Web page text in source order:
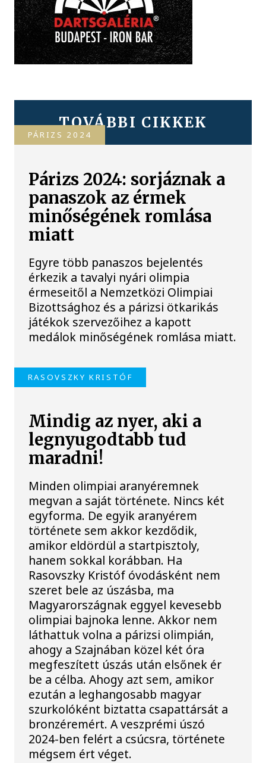
TOVÁBBI CIKKEK
PÁRIZS 2024
Párizs 2024: sorjáznak a
panaszok az érmek
minőségének romlása
miatt
Egyre több panaszos bejelentés
érkezik a tavalyi nyári olimpia
érmeseitől a Nemzetközi Olimpiai
Bizottsághoz és a párizsi ötkarikás
játékok szervezőihez a kapott
medálok minőségének romlása miatt.
RASOVSZKY KRISTÓF
Mindig az nyer, aki a
legnyugodtabb tud
maradni!
Minden olimpiai aranyéremnek
megvan a saját története. Nincs két
egyforma. De egyik aranyérem
története sem akkor kezdődik,
amikor eldördül a startpisztoly,
hanem sokkal korábban. Ha
Rasovszky Kristóf óvodásként nem
szeret bele az úszásba, ma
Magyarországnak eggyel kevesebb
olimpiai bajnoka lenne. Akkor nem
láthattuk volna a párizsi olimpián,
ahogy a Szajnában közel két óra
megfeszített úszás után elsőnek ér
be a célba. Ahogy azt sem, amikor
ezután a leghangosabb magyar
szurkolóként biztatta csapattársát a
bronzéremért. A veszprémi úszó
2024-ben felért a csúcsra, története
mégsem ért véget.